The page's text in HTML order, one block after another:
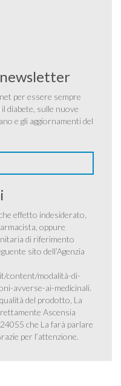
per essere sempre
diabete, sulle nuove
e gli aggiornamenti del
effetto indesiderato,
oppure
di riferimento
sito dell’Agenzia
content/modalità-di-
avverse-ai-medicinali.
del prodotto, La
Ascensia
che La farà parlare
per l’attenzione.